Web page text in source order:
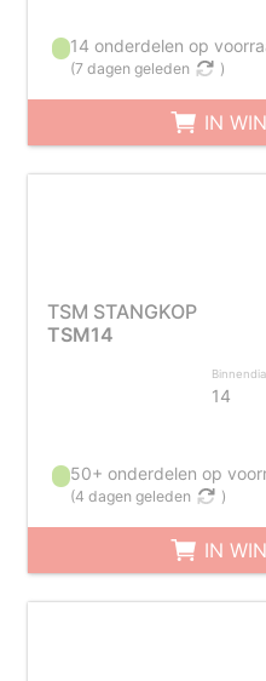
14 onderdelen op
(7 dagen geleden )
IN
TSM STANGKOP
TSM14
14
50+ onderdelen op
(4 dagen geleden )
IN